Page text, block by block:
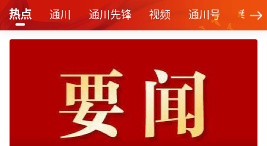
热点 通川 通川先锋 视频 通川号 专栏